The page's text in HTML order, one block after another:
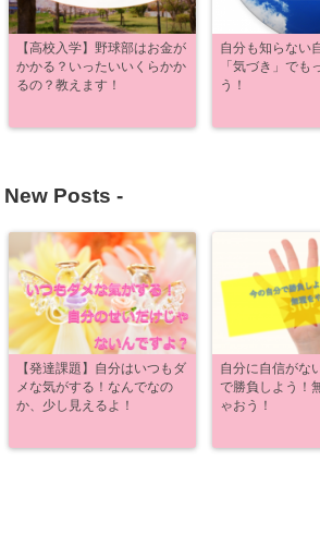
【高校入学】野球部はお金が
かかる？いったいいくらかか
るの？教えます！
自分も知らない
「気づき」でも
う！
New Posts -
【発達課題】自分はいつもダ
メな気がする！なんでなの
か、少し見えるよ！
自分に自信がな
で勝負しよう！
ゃおう！